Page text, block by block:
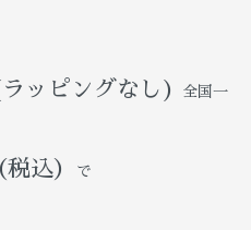
ッピングなし)
全国一
込） で